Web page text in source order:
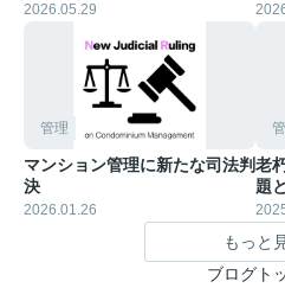
2026.05.29
管理
マンション管理に新たな司法判
決
2026.01.26
老
題
もっと
ブログト